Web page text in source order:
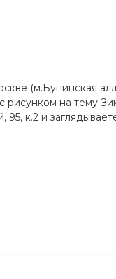
(м.Бунинская
на тему
к.2 и